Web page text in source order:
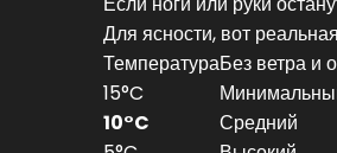
Для ясности, вот
ТемператураБез ветра и
15°C
10°C
Средний